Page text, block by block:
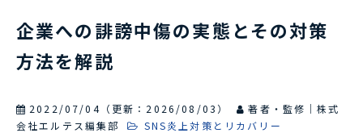
企業への誹謗中傷の実態とその対策
方法を解説
2022/07/04 （更新： 2026/08/03 ）
著者・監修｜株式
会社エルテス編集部
SNS炎上対策とリカバリー